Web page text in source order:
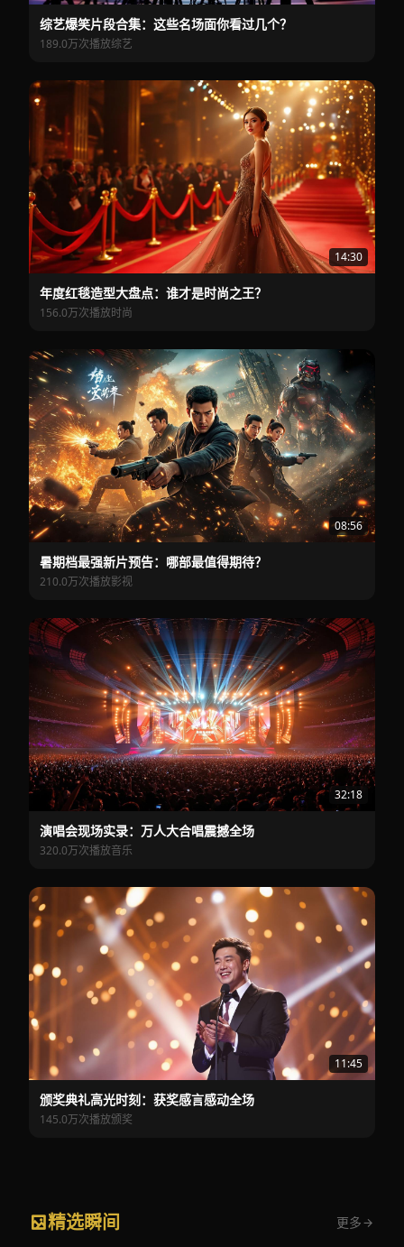
综艺爆笑片段合集：这些名场面你看过几个？
189.0万次播放综艺
14:30
年度红毯造型大盘点：谁才是时尚之王？
156.0万次播放时尚
08:56
暑期档最强新片预告：哪部最值得期待？
210.0万次播放影视
32:18
演唱会现场实录：万人大合唱震撼全场
320.0万次播放音乐
11:45
颁奖典礼高光时刻：获奖感言感动全场
145.0万次播放颁奖
精选瞬间 更多